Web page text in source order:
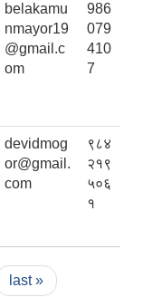
belakamu
nmayor19
@gmail.c
om
986
079
410
7
devidmog
or@gmail.
com
९८४
२१९
५०६
१
last »